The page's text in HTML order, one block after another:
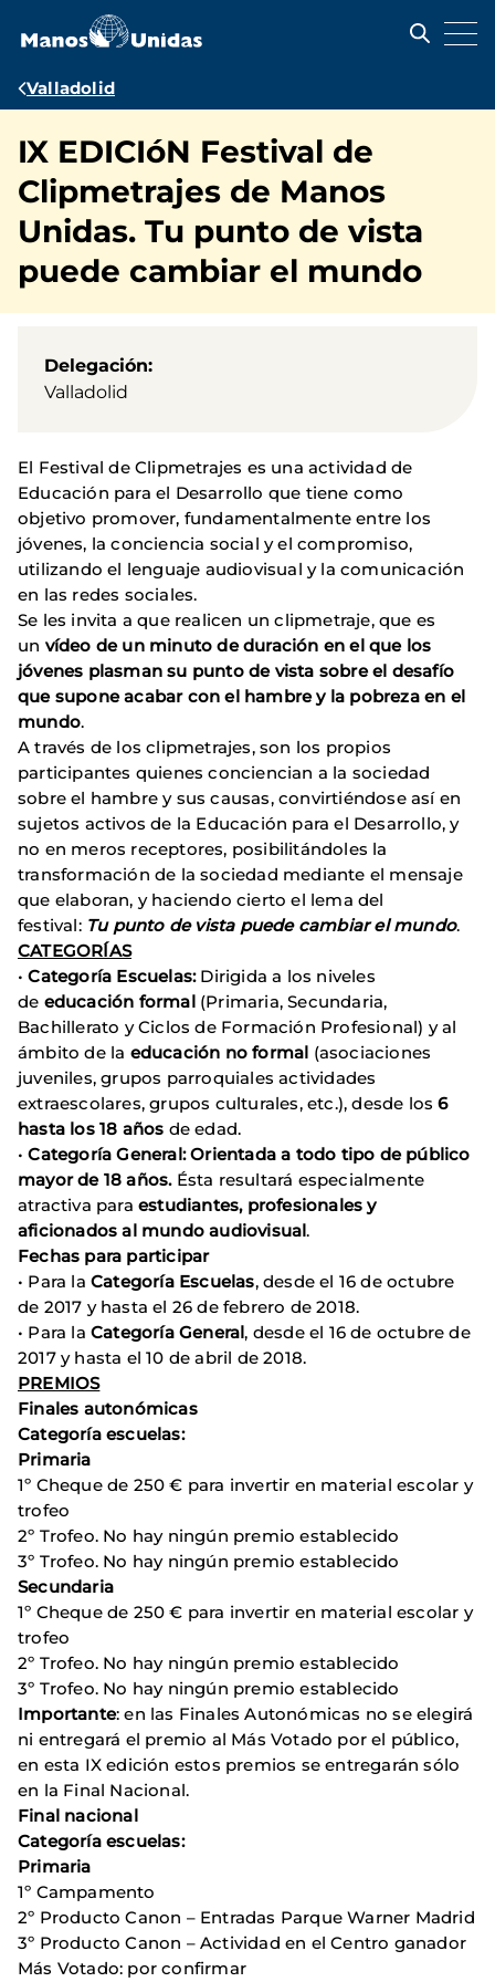
contenido
Ruta
navegación
Valladolid
IX EDICIóN Festival de
Clipmetrajes de Manos
Unidas. Tu punto de vista
puede cambiar el mundo
Delegación
Valladolid
El Festival de Clipmetrajes es una actividad de
Educación para el Desarrollo que tiene como
objetivo promover, fundamentalmente entre los
jóvenes, la conciencia social y el compromiso,
utilizando el lenguaje audiovisual y la comunicación
en las redes sociales.
Se les invita a que realicen un clipmetraje, que es
un vídeo de un minuto de duración en el que los
jóvenes plasman su punto de vista sobre el desafío
que supone acabar con el hambre y la pobreza en el
mundo.
A través de los clipmetrajes, son los propios
participantes quienes conciencian a la sociedad
sobre el hambre y sus causas, convirtiéndose así en
sujetos activos de la Educación para el Desarrollo, y
no en meros receptores, posibilitándoles la
transformación de la sociedad mediante el mensaje
que elaboran, y haciendo cierto el lema del
festival: Tu punto de vista puede cambiar el mundo.
CATEGORÍAS
•Categoría Escuelas: Dirigida a los niveles
de educación formal (Primaria, Secundaria,
Bachillerato y Ciclos de Formación Profesional) y al
ámbito de la educación no formal (asociaciones
juveniles, grupos parroquiales actividades
extraescolares, grupos culturales, etc.), desde los6
hasta los 18 años de edad.
•Categoría General: Orientada a todo tipo de público
mayor de 18 años. Ésta resultará especialmente
atractiva para estudiantes, profesionales y
aficionados al mundo audiovisual.
Fechas para participar
• Para la Categoría Escuelas, desde el 16 de octubre
de 2017 y hasta el 26 de febrero de 2018.
• Para la Categoría General, desde el 16 de octubre de
2017 y hasta el 10 de abril de 2018.
PREMIOS
Finales autonómicas
Categoría escuelas:
Primaria
1º Cheque de 250 € para invertir en material escolar y
trofeo
2º Trofeo. No hay ningún premio establecido
3º Trofeo. No hay ningún premio establecido
Secundaria
1º Cheque de 250 € para invertir en material escolar y
trofeo
2º Trofeo. No hay ningún premio establecido
3º Trofeo. No hay ningún premio establecido
Importante: en las Finales Autonómicas no se elegirá
ni entregará el premio al Más Votado por el público,
en esta IX edición estos premios se entregarán sólo
en la Final Nacional.
Final nacional
Categoría escuelas:
Primaria
1º Campamento
2º Producto Canon – Entradas Parque Warner Madrid
3º Producto Canon – Actividad en el Centro ganador
Más Votado: por confirmar